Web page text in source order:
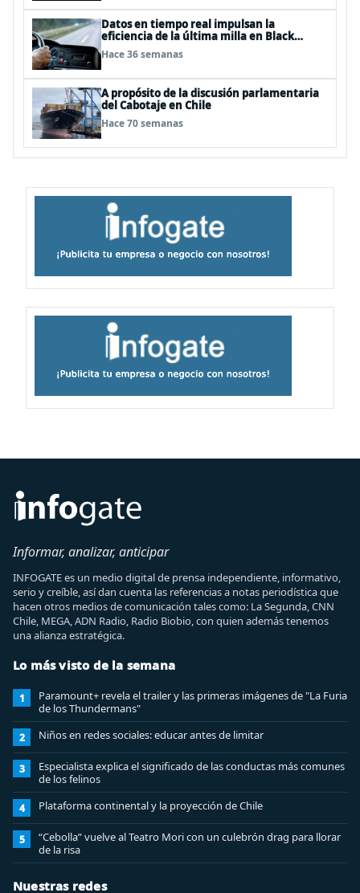
Datos en tiempo real impulsan la
eficiencia de la última milla en Black
Friday
Hace 36 semanas
A propósito de la discusión parlamentaria
del Cabotaje en Chile
Hace 70 semanas
Informar, analizar, anticipar
INFOGATE es un medio digital de prensa independiente, informativo,
serio y creíble, así dan cuenta las referencias a notas periodística que
hacen otros medios de comunicación tales como: La Segunda, CNN
Chile, MEGA, ADN Radio, Radio Biobio, con quien además tenemos
una alianza estratégica.
Lo más visto de la semana
1
Paramount+ revela el trailer y las primeras imágenes de "La Furia
de los Thundermans"
2 Niños en redes sociales: educar antes de limitar
3
Especialista explica el significado de las conductas más comunes
de los felinos
4 Plataforma continental y la proyección de Chile
5
“Cebolla” vuelve al Teatro Mori con un culebrón drag para llorar
de la risa
Nuestras redes